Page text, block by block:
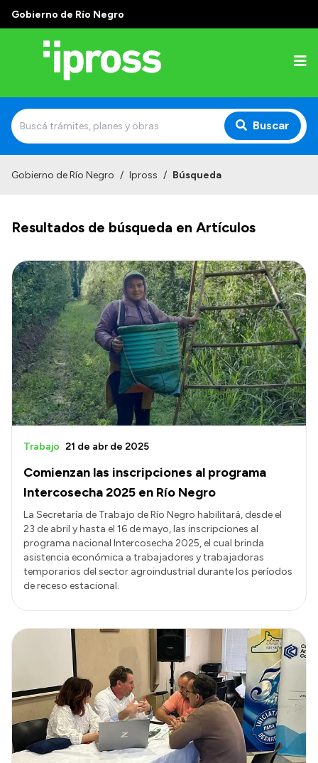
Gobierno de Río Negro
Buscar
¿Qué es IPROSS?
Autoridades
Delegaciones
Consultorios Propios
Presentación CV
Transparencia
Inversión en Salud
Licitaciones
Gobierno de Río Negro / Ipross / Búsqueda
Resultados de búsqueda en Artículos
Comienzan las inscripciones al programa
Intercosecha 2025 en Río Negro
Trabajo 21 de abr de 2025
La Secretaría de Trabajo de Río Negro habilitará, desde el
23 de abril y hasta el 16 de mayo, las inscripciones al
programa nacional Intercosecha 2025, el cual brinda
asistencia económica a trabajadores y trabajadoras
temporarios del sector agroindustrial durante los períodos
de receso estacional.